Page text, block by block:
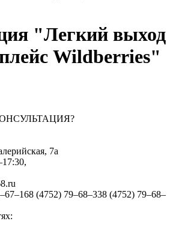
"Легкий выход
Wildberries"
7а
8 (4752) 79–68–338 (4752) 79–68–